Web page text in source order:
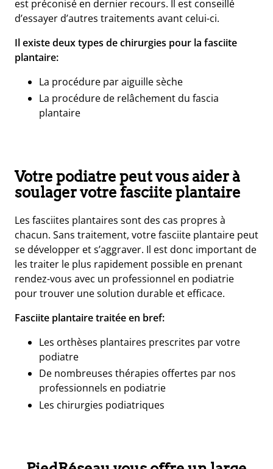
est préconisé en dernier recours. Il est conseillé
d’essayer d’autres traitements avant celui-ci.
Il existe deux types de chirurgies pour la fasciite
plantaire:
La procédure par aiguille sèche
La procédure de relâchement du fascia
plantaire
Votre podiatre peut vous aider à
soulager votre fasciite plantaire
Les fasciites plantaires sont des cas propres à
chacun. Sans traitement, votre fasciite plantaire peut
se développer et s’aggraver. Il est donc important de
les traiter le plus rapidement possible en prenant
rendez-vous avec un professionnel en podiatrie
pour trouver une solution durable et efficace.
Fasciite plantaire traitée en bref:
Les orthèses plantaires prescrites par votre
podiatre
De nombreuses thérapies offertes par nos
professionnels en podiatrie
Les chirurgies podiatriques